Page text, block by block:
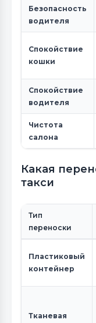
Безопасность
водителя
Спокойствие
кошки
Спокойствие
водителя
Чистота
салона
Какая
такси
Тип
переноски
Пластиковый
контейнер
Тканевая